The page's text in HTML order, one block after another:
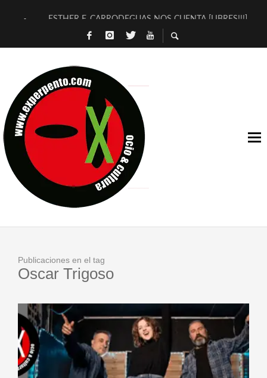
ESTHER F. CARRODEGUAS NOS CUENTA [LIBRES!!!]
[TERRA DE GUAPES] DE SANDRA MONFORT
TIMBRE 4, LA ESCUELA DEL DIRECTOR TEATRAL CLAUDIO
30 AÑOS (NO ES NADA) DE LA KATARSIS DEL TOMATAZO
MILITARES JUDÍAS EN #EXVITA
D’BALDOMEROS REINVENTAN [BITÁCORA 3.0] EN EXVITA
MARSHALL FLASH PRESENTA EN EXVITA [RELATIVA
JOFRE BARDAGÍ EN EXVITA INTERPRETANDO A SERRAT
Publicaciones en el tag
Oscar Trigoso